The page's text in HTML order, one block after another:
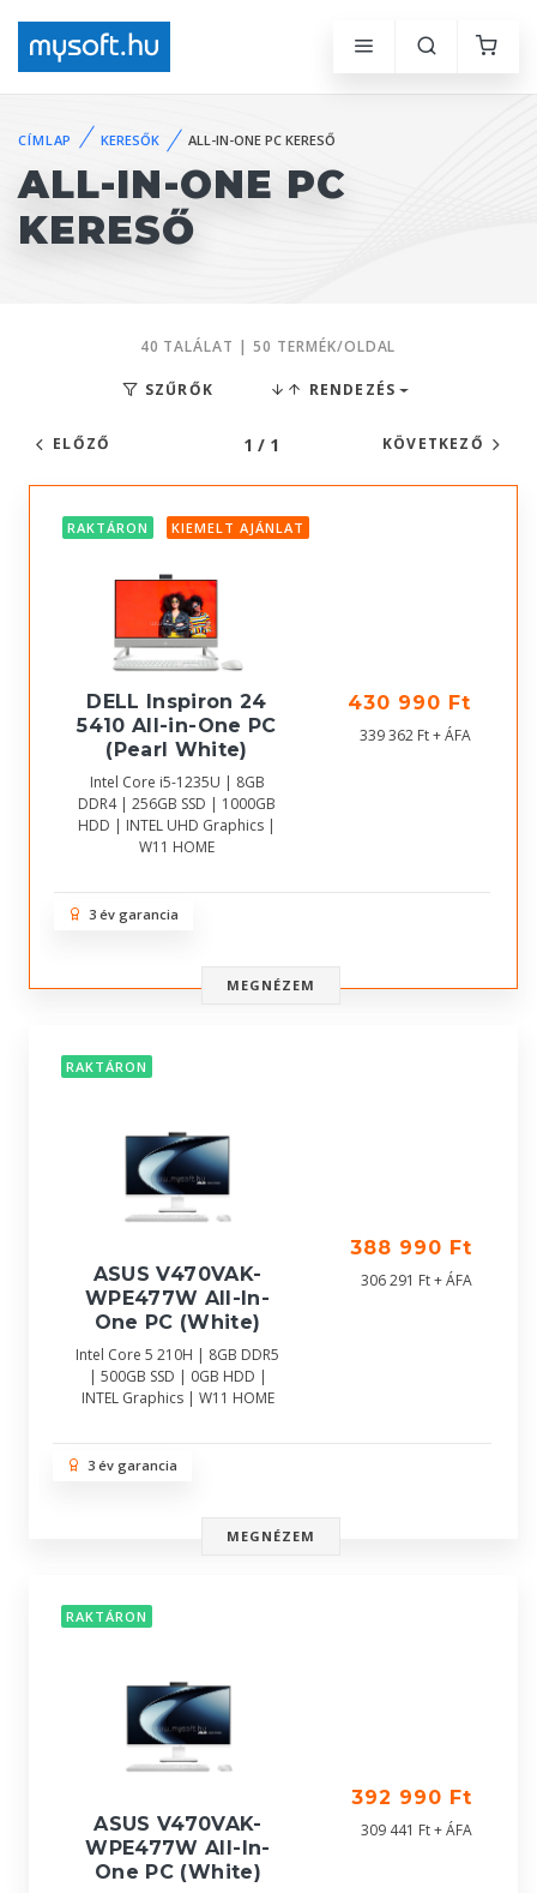
CÍMLAP KERESŐK ALL-IN-ONE PC KERESŐ
ALL-IN-ONE PC
KERESŐ
40 TALÁLAT | 50 TERMÉK/OLDAL
SZŰRŐK RENDEZÉS
ELŐZŐ 1 / 1 KÖVETKEZŐ
RAKTÁRON KIEMELT AJÁNLAT
DELL Inspiron 24
5410 All-in-One PC
(Pearl White)
Intel Core i5-1235U | 8GB
DDR4 | 256GB SSD | 1000GB
HDD | INTEL UHD Graphics |
W11 HOME
430 990 Ft
339 362 Ft + ÁFA
3 év garancia
MEGNÉZEM
RAKTÁRON
ASUS V470VAK-
WPE477W All-In-
One PC (White)
Intel Core 5 210H | 8GB DDR5
| 500GB SSD | 0GB HDD |
INTEL Graphics | W11 HOME
388 990 Ft
306 291 Ft + ÁFA
3 év garancia
MEGNÉZEM
RAKTÁRON
ASUS V470VAK-
WPE477W All-In-
One PC (White)
392 990 Ft
309 441 Ft + ÁFA